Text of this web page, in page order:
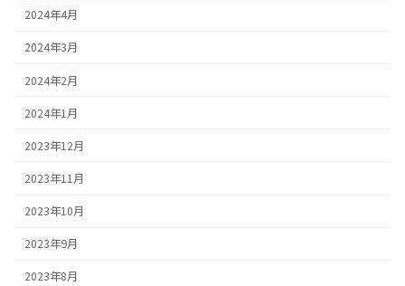
2024年4月
2024年3月
2024年2月
2024年1月
2023年12月
2023年11月
2023年10月
2023年9月
2023年8月